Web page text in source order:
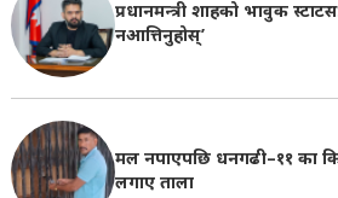
प्रधानमन्त्री शाहको भावुक
नआत्तिनुहोस्’
मल नपाएपछि धनगढी–११ का
लगाए ताला